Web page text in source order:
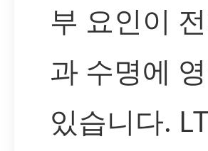
부 요인이
과 수명에
있습니다.